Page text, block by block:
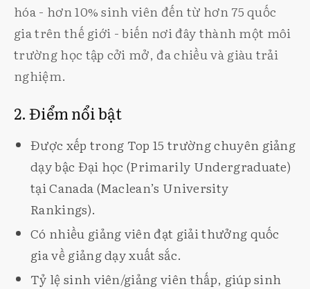
hóa - hơn 10% sinh viên đến từ hơn 75 quốc
gia trên thế giới - biến nơi đây thành một môi
trường học tập cởi mở, đa chiều và giàu trải
nghiệm.
2. Điểm nổi bật
Được xếp trong Top 15 trường chuyên giảng
dạy bậc Đại học (Primarily Undergraduate)
tại Canada (Maclean’s University
Rankings).
Có nhiều giảng viên đạt giải thưởng quốc
gia về giảng dạy xuất sắc.
Tỷ lệ sinh viên/giảng viên thấp, giúp sinh